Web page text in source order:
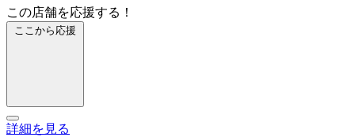
この店舗を応援する！
ここから応援
詳細を見る